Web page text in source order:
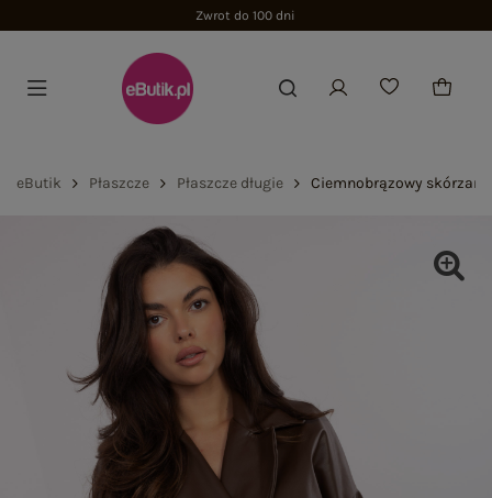
Zwrot do 100 dni
eButik Płaszcze Płaszcze długie Ciemnobrązowy skórzany